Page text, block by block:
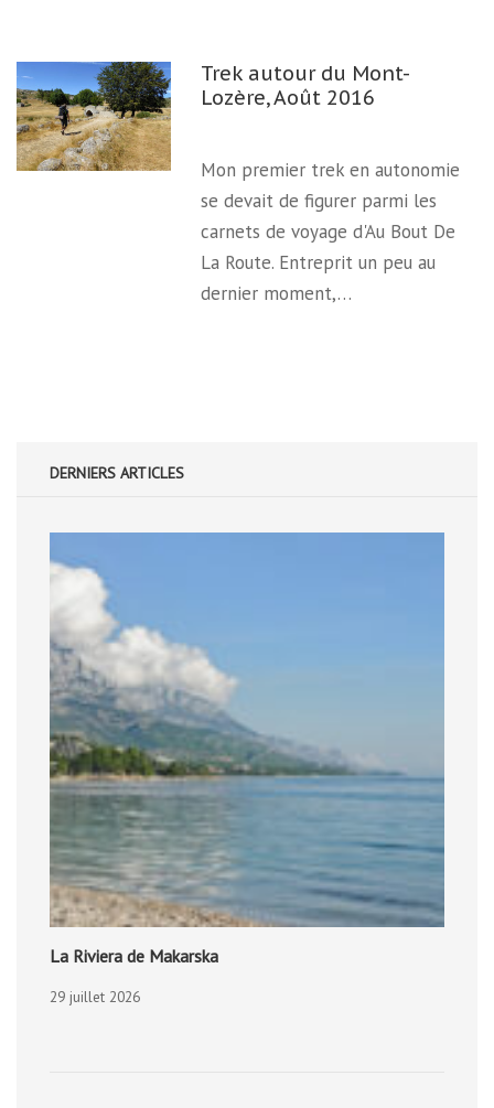
Trek autour du Mont-
Lozère, Août 2016
Mon premier trek en autonomie
se devait de figurer parmi les
carnets de voyage d'Au Bout De
La Route. Entreprit un peu au
dernier moment,…
DERNIERS ARTICLES
La Riviera de Makarska
29 juillet 2026